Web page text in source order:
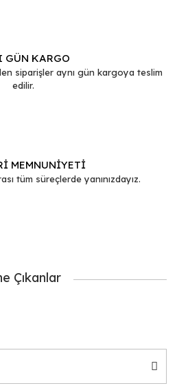
GÜN KARGO
siparişler aynı gün kargoya teslim
edilir.
MEMNUNİYETİ
tüm süreçlerde yanınızdayız.
Çıkanlar